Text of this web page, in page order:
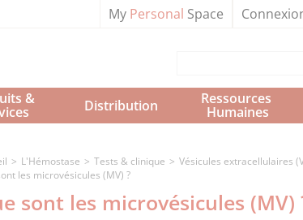
My Personal Space
& Distribution Ressources
Humaines
L'Hémostase Tests & clinique
Vésicules extracellulaires
les microvésicules (MV) ?
sont les microvésicules (MV)